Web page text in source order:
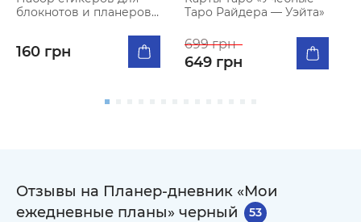
блокнотов и планеров
160 грн
Таро Райдера — Уэйта»
699 грн
649 грн
Отзывы на Планер-дневник «Мои
ежедневные планы» черный
53